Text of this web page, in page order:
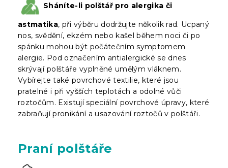
Sháníte-li polštář pro alergika či
astmatika, při výběru dodržujte několik rad. Ucpaný
nos, svědění, ekzém nebo kašel během noci či po
spánku mohou být počátečním symptomem
alergie. Pod označením antialergické se dnes
skrývají polštáře vyplněné umělým vláknem.
Vybírejte také povrchové textilie, které jsou
pratelné i při vyšších teplotách a odolné vůči
roztočům. Existují speciální povrchové úpravy, které
zabraňují pronikání a usazování roztočů v polštáři.
Praní polštáře